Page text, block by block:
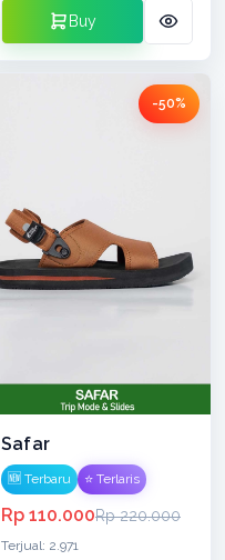
Buy
-50%
Safar
🆕 Terbaru ⭐ Terlaris
Rp 110.000Rp 220.000
Terjual: 2.971